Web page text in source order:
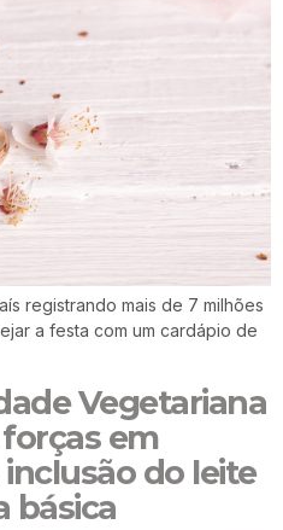
registrando mais de 7 milhões
a festa com um cardápio de
Vegetariana
em
do leite
básica